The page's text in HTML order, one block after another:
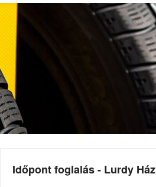
Időpont foglalás - Lurdy Ház